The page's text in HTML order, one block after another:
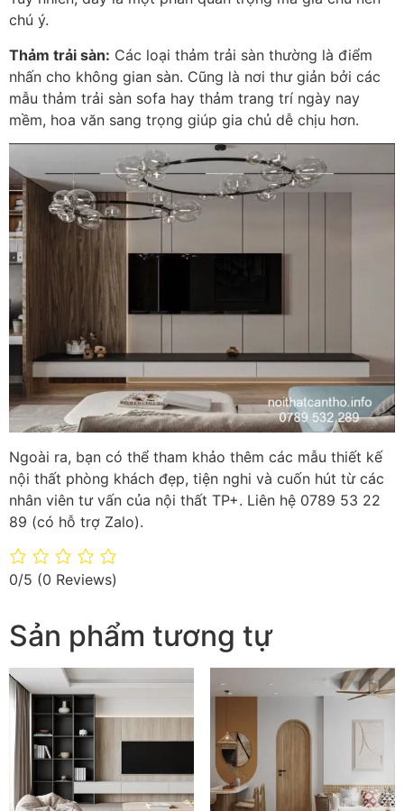
chú ý.
Thảm trải sàn: Các loại thảm trải sàn thường là điểm
nhấn cho không gian sàn. Cũng là nơi thư giản bởi các
mẫu thảm trải sàn sofa hay thảm trang trí ngày nay
mềm, hoa văn sang trọng giúp gia chủ dễ chịu hơn.
Ngoài ra, bạn có thể tham khảo thêm các mẫu thiết kế
nội thất phòng khách đẹp, tiện nghi và cuốn hút từ các
nhân viên tư vấn của nội thất TP+. Liên hệ 0789 53 22
89 (có hỗ trợ Zalo).
0/5 (0 Reviews)
Sản phẩm tương tự